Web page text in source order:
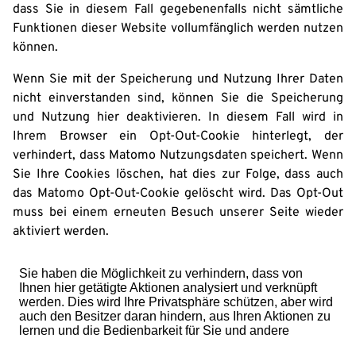
dass Sie in diesem Fall gegebenenfalls nicht sämtliche
Funktionen dieser Website vollumfänglich werden nutzen
können.
Wenn Sie mit der Speicherung und Nutzung Ihrer Daten
nicht einverstanden sind, können Sie die Speicherung
und Nutzung hier deaktivieren. In diesem Fall wird in
Ihrem Browser ein Opt-Out-Cookie hinterlegt, der
verhindert, dass Matomo Nutzungsdaten speichert. Wenn
Sie Ihre Cookies löschen, hat dies zur Folge, dass auch
das Matomo Opt-Out-Cookie gelöscht wird. Das Opt-Out
muss bei einem erneuten Besuch unserer Seite wieder
aktiviert werden.